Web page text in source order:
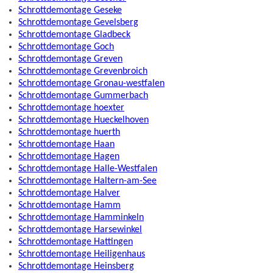
Schrottdemontage Geseke
Schrottdemontage Gevelsberg
Schrottdemontage Gladbeck
Schrottdemontage Goch
Schrottdemontage Greven
Schrottdemontage Grevenbroich
Schrottdemontage Gronau-westfalen
Schrottdemontage Gummerbach
Schrottdemontage hoexter
Schrottdemontage Hueckelhoven
Schrottdemontage huerth
Schrottdemontage Haan
Schrottdemontage Hagen
Schrottdemontage Halle-Westfalen
Schrottdemontage Haltern-am-See
Schrottdemontage Halver
Schrottdemontage Hamm
Schrottdemontage Hamminkeln
Schrottdemontage Harsewinkel
Schrottdemontage Hattingen
Schrottdemontage Heiligenhaus
Schrottdemontage Heinsberg